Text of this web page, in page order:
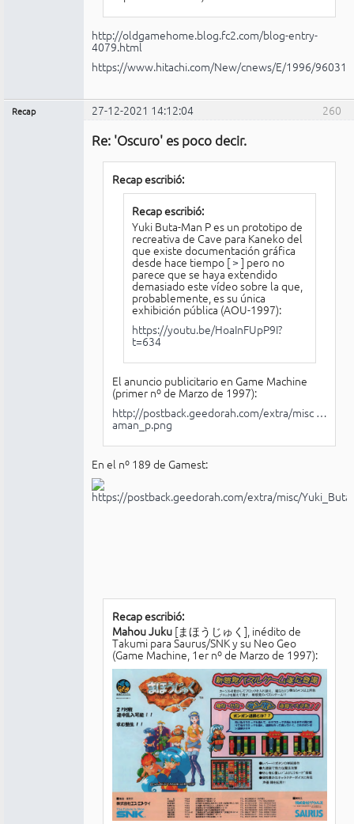
http://oldgamehome.blog.fc2.com/blog-entry-
4079.html
https://www.hitachi.com/New/cnews/E/1996/
260
Recap 27-12-2021 14:12:04
Re: 'Oscuro' es poco decir.
Recap escribió:
Recap escribió:
Yuki Buta-Man P es un prototipo de
recreativa de Cave para Kaneko del
que existe documentación gráfica
desde hace tiempo [> ] pero no
parece que se haya extendido
demasiado este vídeo sobre la que,
probablemente, es su única
exhibición pública (AOU-1997):
https://youtu.be/HoaInFUpP9I?
t=634
El anuncio publicitario en Game Machine
(primer nº de Marzo de 1997):
http://postback.geedorah.com/extra/misc …
aman_p.png
En el nº 189 de Gamest:
Recap escribió:
Mahou Juku[まほうじゅく], inédito de
Takumi para Saurus/SNK y su Neo Geo
(Game Machine, 1er nº de Marzo de 1997):